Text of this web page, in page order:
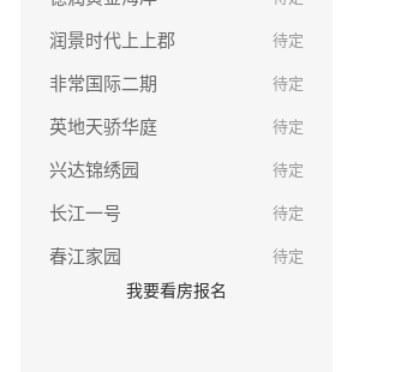
润景时代上上郡 待定
非常国际二期 待定
英地天骄华庭 待定
兴达锦绣园 待定
长江一号 待定
春江家园
待定
我要看房报名